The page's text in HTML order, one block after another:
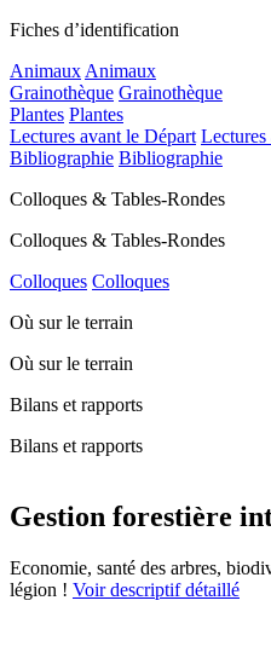
Fiches d’identification
Animaux Animaux
Grainothèque Grainothèque
Plantes Plantes
Lectures avant le Départ Lectures
Bibliographie Bibliographie
Colloques & Tables-Rondes
Colloques & Tables-Rondes
Colloques Colloques
Où sur le terrain
Où sur le terrain
Bilans et rapports
Bilans et rapports
Gestion forestière
Economie, santé des arbres,
légion ! Voir descriptif détaillé